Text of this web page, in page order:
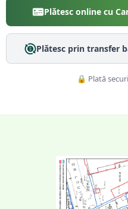
Plătesc online cu
Plătesc prin transfer
🔒 Plată